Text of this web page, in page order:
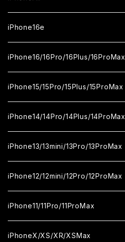
カメラ用フィルム
ガラスフィルム
セラミックフィルム
iPhone17Pro
ガラスフィルム
セラミックフィルム
iPhone17proMax
ガラスフィルム
セラミックフィルム
ガラスフィルム
セラミックフィルム
カメラ用フィルム
iPhone16e
ガラスフィルム
セラミックフィルム
カメラ用フィルム
iPhone16/16Pro/16Plus/16ProMax
iPhone16
ガラスフィルム
セラミックフィルム
iPhone16Pro
ガラスフィルム
セラミックフィルム
iPhone16Plus
ガラスフィルム
セラミックフィルム
iPhone16ProMax
ガラスフィルム
セラミックフィルム
iPhone15/15Pro/15Plus/15ProMax
iPhone15
ガラスフィルム
セラミックフィルム
iPhone15Pro
ガラスフィルム
セラミックフィルム
iPhone15Plus
ガラスフィルム
セラミックフィルム
iPhone15ProMax
ガラスフィルム
iPhone14/14Pro/14Plus/14ProMax
iPhone14
ガラスフィルム
セラミックフィルム
iPhone14Pro
ガラスフィルム
セラミックフィルム
iPhone14Plus
ガラスフィルム
iPhone14ProMax
iPhone13/13mini/13Pro/13ProMax
iPhone13/13Pro
ガラスフィルム
セラミックフィルム
iPhone13mini
ガラスフィルム
iPhone13ProMax
iPhone12/12mini/12Pro/12ProMax
iPhone12/12Pro
ガラスフィルム
iPhone12mini
iPhone11/11Pro/11ProMax
iPhone11
iPhoneX/XS/XR/XSMax